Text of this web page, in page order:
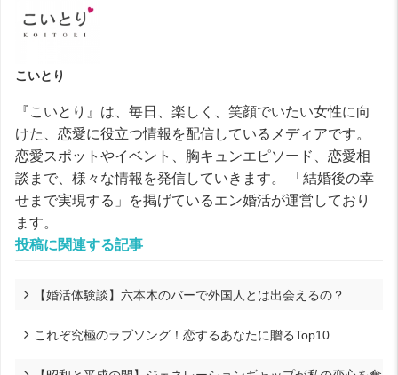
こいとり
『こいとり』は、毎日、楽しく、笑顔でいたい女性に向
けた、恋愛に役立つ情報を配信しているメディアです。
恋愛スポットやイベント、胸キュンエピソード、恋愛相
談まで、様々な情報を発信していきます。 「結婚後の幸
せまで実現する」を掲げているエン婚活が運営しており
ます。
投稿に関連する記事
【婚活体験談】六本木のバーで外国人とは出会えるの？
これぞ究極のラブソング！恋するあなたに贈るTop10